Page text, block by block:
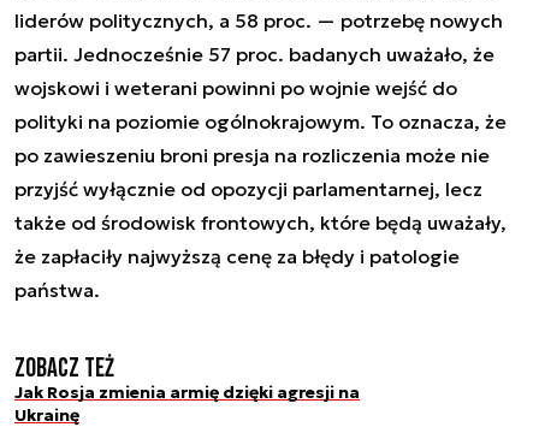
liderów politycznych, a 58 proc. — potrzebę nowych
partii. Jednocześnie 57 proc. badanych uważało, że
wojskowi i weterani powinni po wojnie wejść do
polityki na poziomie ogólnokrajowym. To oznacza, że
po zawieszeniu broni presja na rozliczenia może nie
przyjść wyłącznie od opozycji parlamentarnej, lecz
także od środowisk frontowych, które będą uważały,
że zapłaciły najwyższą cenę za błędy i patologie
państwa.
Zobacz też
Jak Rosja zmienia armię dzięki agresji na
Ukrainę